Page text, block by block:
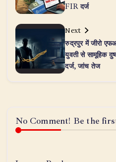
FIR दर्ज
Next
रुद्रपुर में जीरो
युवती से सामूहिक
दर्ज, जांच तेज
No Comment! Be the